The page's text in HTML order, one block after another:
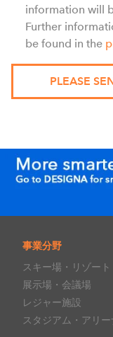
information will
Further
be found in the
事業分野
スキー場・リゾート
展示場・会議場
レジャー施設
スタジアム・アリー